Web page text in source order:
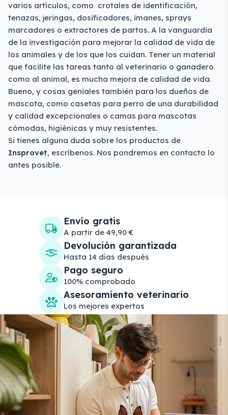
varios artículos, como crotales de identificación,
tenazas, jeringas, dosificadores, imanes, sprays
marcadores o extractores de partos. A la vanguardia
de la investigación para mejorar la calidad de vida de
los animales y de los que los cuidan. Tener un material
que facilite las tareas tanto al veterinario o ganadero
como al animal, es mucha mejora de calidad de vida.
Bueno, y cosas geniales también para los dueños de
mascota, como casetas para perro de una durabilidad
y calidad excepcionales o camas para mascotas
cómodas, higiénicas y muy resistentes.
Si tienes alguna duda sobre los productos de
Insprovet, escríbenos. Nos pondremos en contacto lo
antes posible.
Envío gratis
A partir de 49,90 €
Devolución garantizada
Hasta 14 días después
Pago seguro
100% comprobado
Asesoramiento veterinario
Los mejores expertos